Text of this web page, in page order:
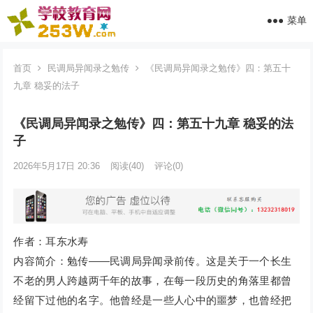
菜单
首页 民调局异闻录之勉传
《民调局异闻录之勉传》四：第五十
九章 稳妥的法子
《民调局异闻录之勉传》四：第五十九章 稳妥的法
子
2026年5月17日 20:36 阅读(40) 评论(0)
作者：耳东水寿
内容简介：勉传——民调局异闻录前传。这是关于一个长生
不老的男人跨越两千年的故事，在每一段历史的角落里都曾
经留下过他的名字。他曾经是一些人心中的噩梦，也曾经把